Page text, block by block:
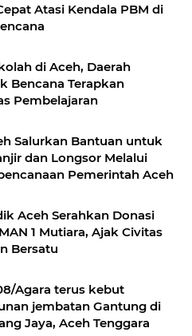
Atasi Kendala PBM di
di Aceh, Daerah
Bencana Terapkan
Pembelajaran
Salurkan Bantuan untuk
dan Longsor Melalui
Pemerintah Aceh
Aceh Serahkan Donasi
1 Mutiara, Ajak Civitas
Bersatu
Agara terus kebut
jembatan Gantung di
Jaya, Aceh Tenggara